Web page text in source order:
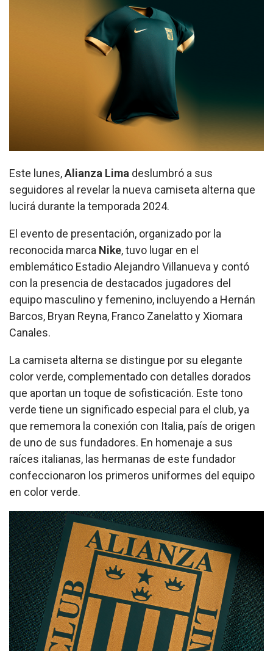
Este lunes,Alianza Lima deslumbró a sus
seguidores al revelar la nueva camiseta alterna que
lucirá durante la temporada 2024.
El evento de presentación, organizado por la
reconocida marca Nike, tuvo lugar en el
emblemático Estadio Alejandro Villanueva y contó
con la presencia de destacados jugadores del
equipo masculino y femenino, incluyendo a Hernán
Barcos, Bryan Reyna, Franco Zanelatto y Xiomara
Canales.
La camiseta alterna se distingue por su elegante
color verde, complementado con detalles dorados
que aportan un toque de sofisticación. Este tono
verde tiene un significado especial para el club, ya
que rememora la conexión con Italia, país de origen
de uno de sus fundadores. En homenaje a sus
raíces italianas, las hermanas de este fundador
confeccionaron los primeros uniformes del equipo
en color verde.